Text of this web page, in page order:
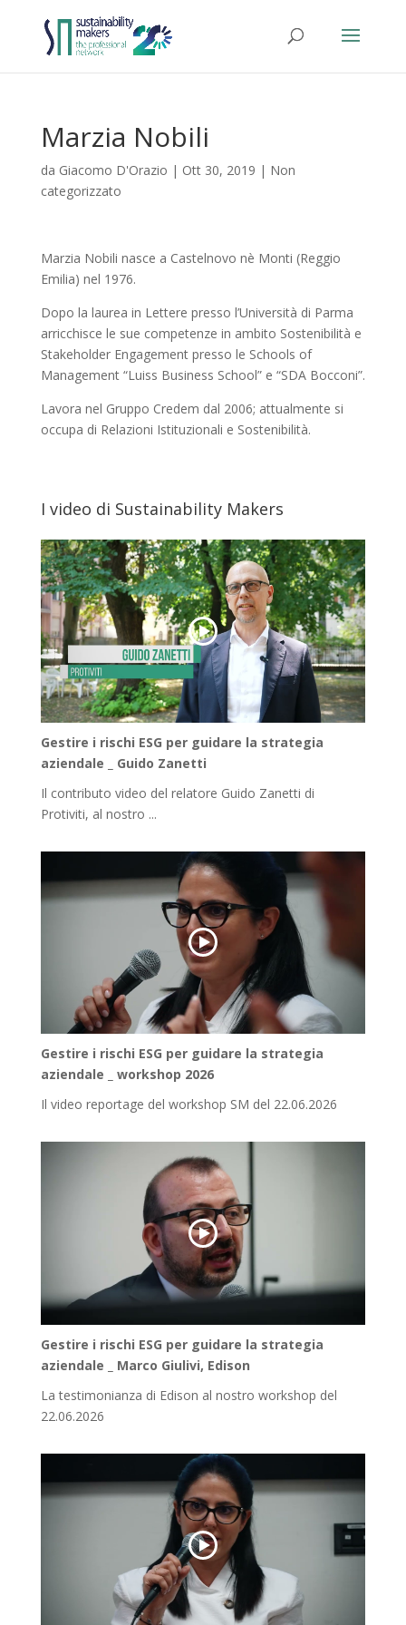
Marzia Nobili
da Giacomo D'Orazio | Ott 30, 2019 | Non
categorizzato
Marzia Nobili nasce a Castelnovo nè Monti (Reggio
Emilia) nel 1976.
Dopo la laurea in Lettere presso l’Università di Parma
arricchisce le sue competenze in ambito Sostenibilità e
Stakeholder Engagement presso le Schools of
Management “Luiss Business School” e “SDA Bocconi”.
Lavora nel Gruppo Credem dal 2006; attualmente si
occupa di Relazioni Istituzionali e Sostenibilità.
I video di Sustainability Makers
Gestire i rischi ESG per guidare la strategia
aziendale _ Guido Zanetti
Il contributo video del relatore Guido Zanetti di
Protiviti, al nostro ...
Gestire i rischi ESG per guidare la strategia
aziendale _ workshop 2026
Il video reportage del workshop SM del 22.06.2026
Gestire i rischi ESG per guidare la strategia
aziendale _ Marco Giulivi, Edison
La testimonianza di Edison al nostro workshop del
22.06.2026